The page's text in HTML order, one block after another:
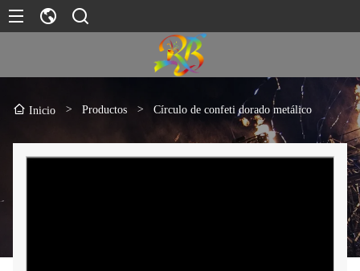
Inicio > Productos > Círculo de confeti dorado metálico